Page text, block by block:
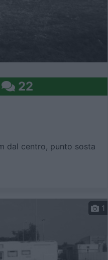
22
dal centro, punto sosta
1